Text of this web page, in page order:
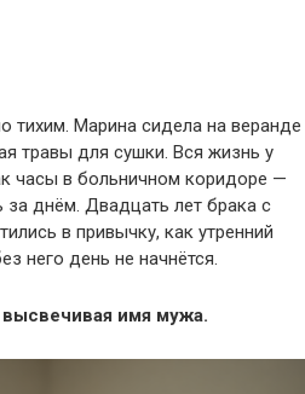
тихим. Марина сидела на веранде
травы для сушки. Вся жизнь у
часы в больничном коридоре —
за днём. Двадцать лет брака с
в привычку, как утренний
него день не начнётся.
имя мужа.